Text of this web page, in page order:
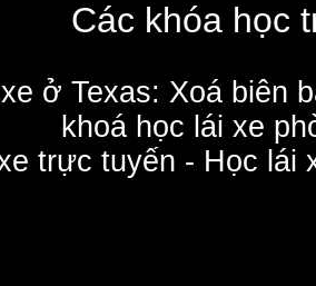
Các khóa học
ở Texas: Xoá biên
khoá học lái xe
trực tuyến - Học